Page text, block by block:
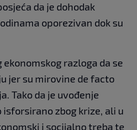
da je dohodak
oporezivan dok su
razloga da se
jer su mirovine de facto
Tako da je uvođenje
isforsirano zbog krize, ali u
i socijalno treba te